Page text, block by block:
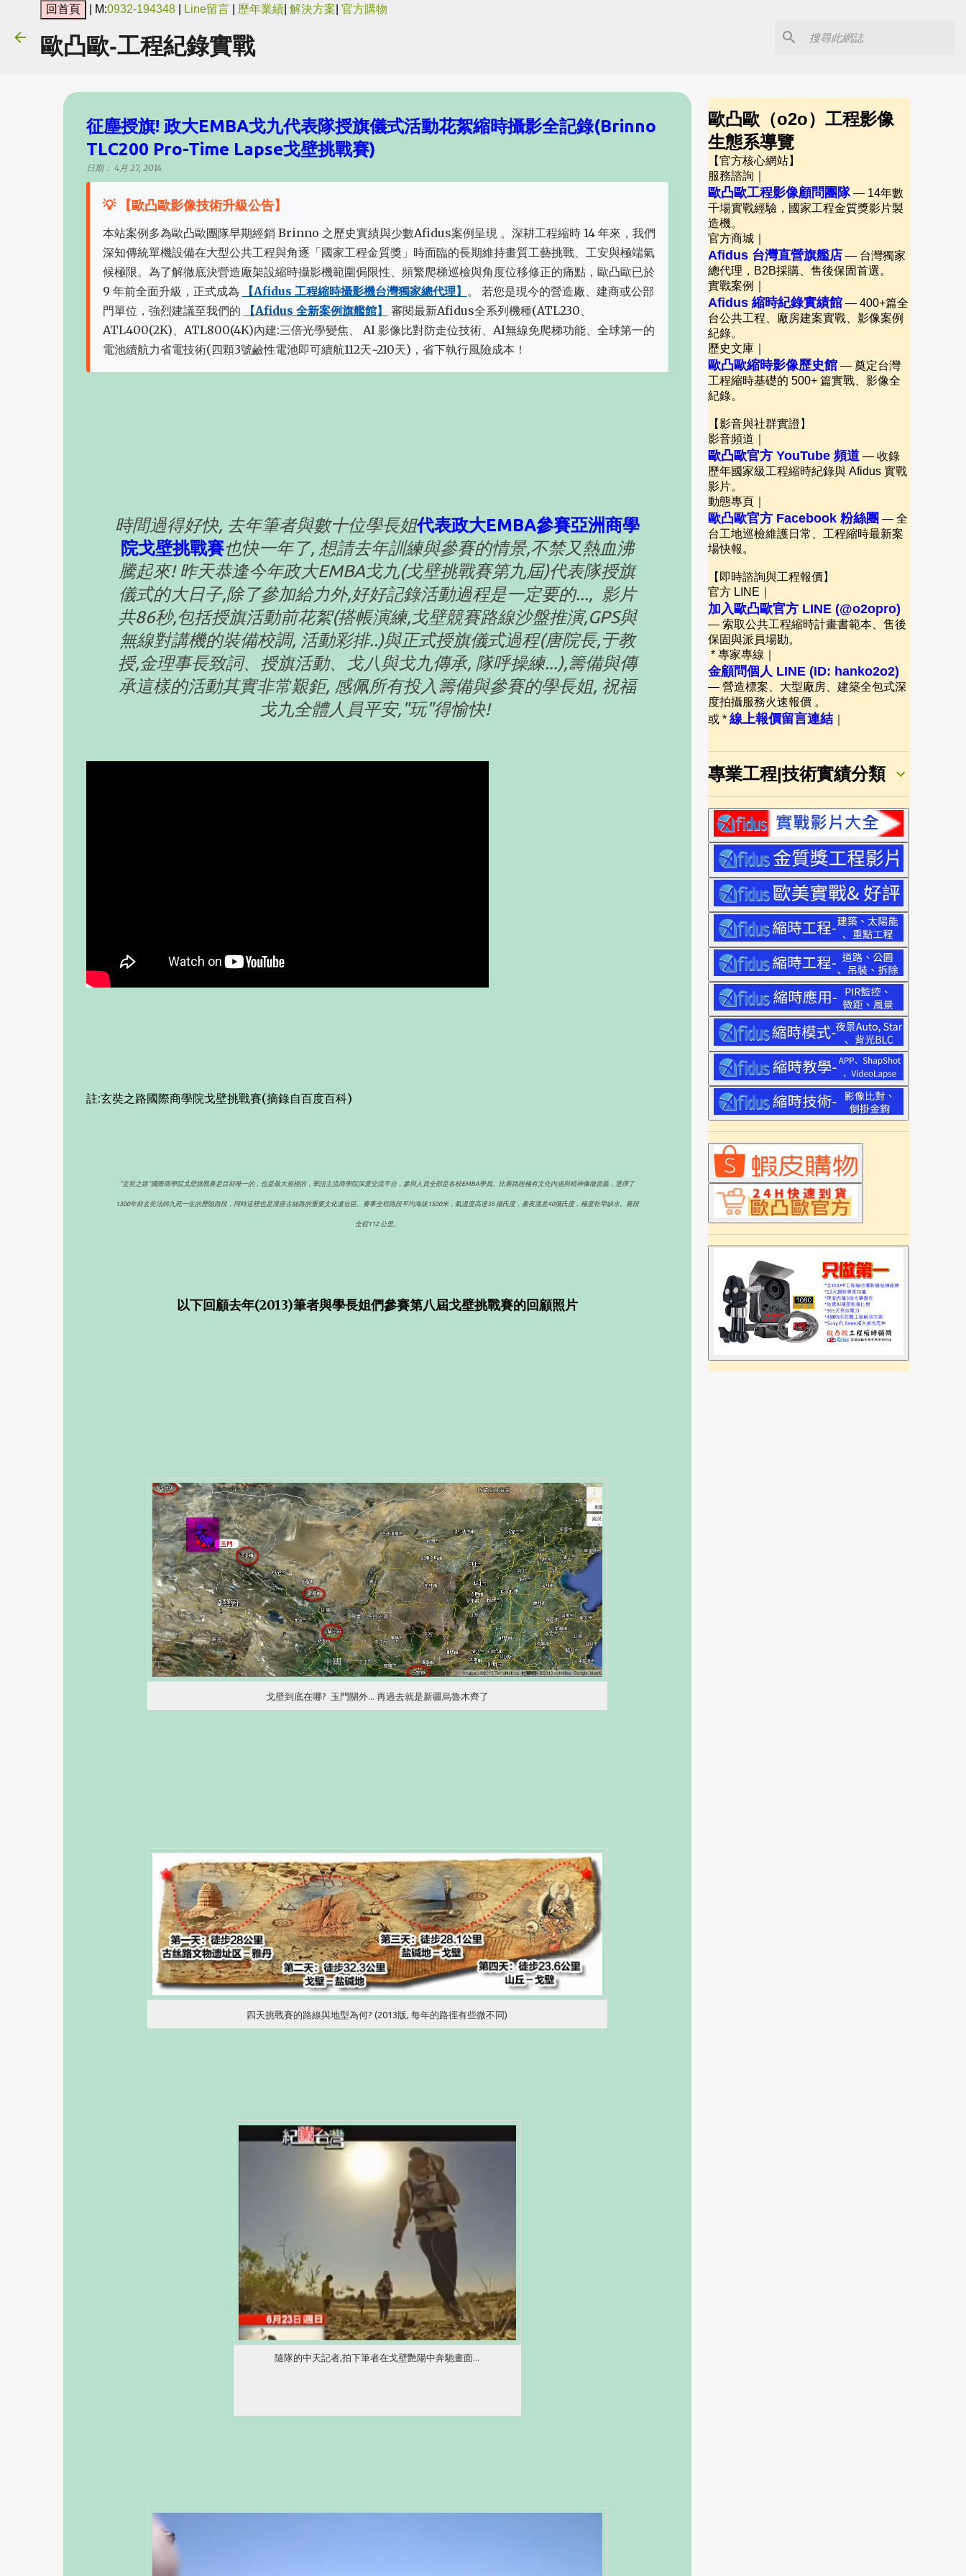
| M:0932-194348 Line留言 歷年業績 解決方案 官方購物
歐凸歐-工程紀錄實戰
征塵授旗! 政大EMBA戈九代表隊授旗儀式活動花絮縮時攝影全記錄(Brinno
TLC200 Pro-Time Lapse戈壁挑戰賽)
日期： 4月 27, 2014
💡 【歐凸歐影像技術升級公告】
本站案例多為歐凸歐團隊早期經銷 Brinno 之歷史實績與少數Afidus案例呈現 。深耕工程縮時 14 年來，我們
深知傳統單機設備在大型公共工程與角逐「國家工程金質獎」時面臨的長期維持畫質工藝挑戰、工安與極端氣
候極限。為了解徹底決營造廠架設縮時攝影機範圍侷限性、頻繁爬梯巡檢與角度位移修正的痛點，歐凸歐已於
9 年前全面升級，正式成為
【Afidus 工程縮時攝影機台灣獨家總代理】 。 若您是現今的營造廠、建商或公部
門單位，強烈建議至我們的
【Afidus 全新案例旗艦館】
審閱最新Afidus全系列機種(ATL230、
ATL400(2K)、ATL800(4K)內建:三倍光學變焦、 AI 影像比對防走位技術、AI無線免爬梯功能、全球第一的
電池續航力省電技術(四顆3號鹼性電池即可續航112天~210天)，省下執行風險成本！
時間過得好快, 去年筆者與數十位學長姐代表政大EMBA參賽亞洲商學
院戈壁挑戰賽也快一年了, 想請去年訓練與參賽的情景,不禁又熱血沸
騰起來! 昨天恭逢今年政大EMBA戈九(戈壁挑戰賽第九屆)代表隊授旗
儀式的大日子,除了參加給力外,好好記錄活動過程是一定要的..., 影片
共86秒,包括授旗活動前花絮(搭帳演練,戈壁競賽路線沙盤推演,GPS與
無線對講機的裝備校調, 活動彩排..)與正式授旗儀式過程(唐院長,于教
授,金理事長致詞、授旗活動、戈八與戈九傳承, 隊呼操練...),籌備與傳
承這樣的活動其實非常艱鉅, 感佩所有投入籌備與參賽的學長姐, 祝福
戈九全體人員平安,"玩"得愉快!
註:玄奘之路國際商學院戈壁挑戰賽(摘錄自百度百科)
“玄奘之路”國際商學院戈壁挑戰賽是目前唯一的，也是最大規模的，華語主流商學院深度交流平台，參與人員全部是各校EMBA學員。比賽路段極有文化內涵與精神像徵意義，選擇了
1300年前玄奘法師九死一生的歷險路段，同時這裡也是漢唐古絲路的重要文化遺址區。賽事全程路段平均海拔1500米，氣溫度高達35 攝氏度，晝夜溫差40攝氏度，極度乾旱缺水。賽段
全程112 公里。
以下回顧去年(2013)筆者與學長姐們參賽第八屆戈壁挑戰賽的回顧照片
戈壁到底在哪? 玉門關外... 再過去就是新疆烏魯木齊了
四天挑戰賽的路線與地型為何? (2013版, 每年的路徑有些微不同)
隨隊的中天記者,拍下筆者在戈壁艷陽中奔馳畫面...
歐凸歐（o2o）工程影像
生態系導覽
【官方核心網站】
服務諮詢｜
歐凸歐工程影像顧問團隊— 14年數
千場實戰經驗，國家工程金質獎影片製
造機。
官方商城｜
Afidus 台灣直營旗艦店 — 台灣獨家
總代理，B2B採購、售後保固首選。
實戰案例｜
Afidus 縮時紀錄實績館— 400+篇全
台公共工程、廠房建案實戰、影像案例
紀錄。
歷史文庫｜
歐凸歐縮時影像歷史館— 奠定台灣
工程縮時基礎的 500+ 篇實戰、影像全
紀錄。
【影音與社群實證】
影音頻道｜
歐凸歐官方 YouTube 頻道— 收錄
歷年國家級工程縮時紀錄與 Afidus 實戰
影片。
動態專頁｜
歐凸歐官方 Facebook 粉絲團 — 全
台工地巡檢維護日常、工程縮時最新案
場快報。
【即時諮詢與工程報價】
官方 LINE｜
加入歐凸歐官方 LINE (@o2opro)
— 索取公共工程縮時計畫書範本、售後
保固與派員場勘。
* 專家專線｜
金顧問個人 LINE (ID: hanko2o2)
— 營造標案、大型廠房、建築全包式深
度拍攝服務火速報價 。
或 * 線上報價留言連結｜
專業工程|技術實績分類